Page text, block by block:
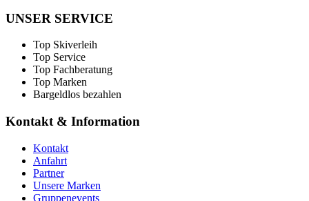
UNSER SERVICE
Top Skiverleih
Top Service
Top Fachberatung
Top Marken
Bargeldlos bezahlen
Kontakt & Information
Kontakt
Anfahrt
Partner
Unsere Marken
Gruppenevents